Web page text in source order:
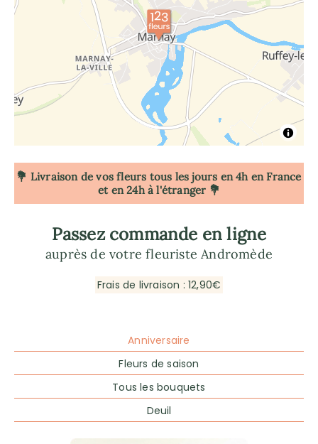
💐 Livraison de vos fleurs tous les jours en 4h en France
et en 24h à l'étranger 💐
Passez commande en ligne
auprès de votre fleuriste Andromède
Frais de livraison : 12,90€
Anniversaire
Fleurs de saison
Tous les bouquets
Deuil